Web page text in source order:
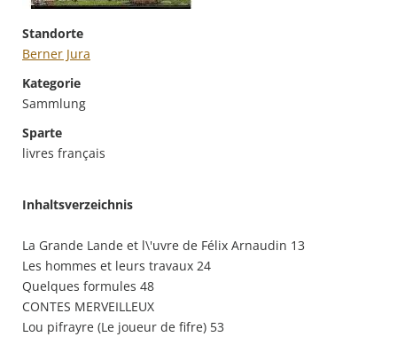
Standorte
Berner Jura
Kategorie
Sammlung
Sparte
livres français
Inhaltsverzeichnis
La Grande Lande et l\'uvre de Félix Arnaudin 13
Les hommes et leurs travaux 24
Quelques formules 48
CONTES MERVEILLEUX
Lou pifrayre (Le joueur de fifre) 53